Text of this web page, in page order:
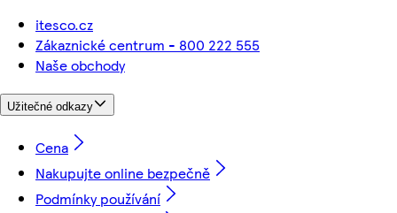
itesco.cz
Zákaznické centrum - 800 222 555
Naše obchody
Užitečné odkazy
Cena
Nakupujte online bezpečně
Podmínky používání